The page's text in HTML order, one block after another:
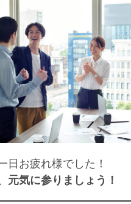
日お疲れ様でした！
元気に参りましょう！